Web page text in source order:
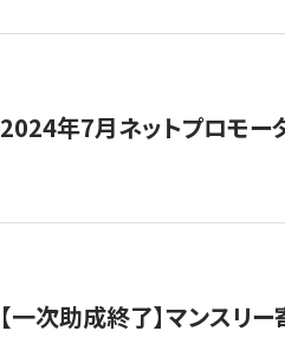
2024年7月ネットプロモー
【一次助成終了】マンスリ